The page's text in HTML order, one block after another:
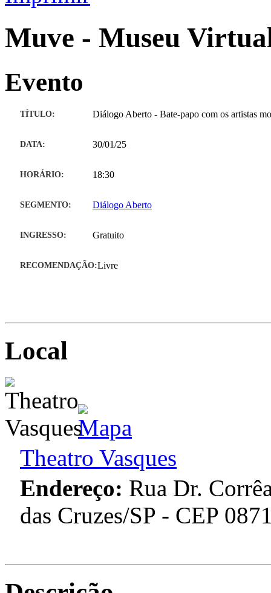
Muve - Museu
Evento
TÍTULO: Diálogo Aberto - Bate-papo com os artistas
DATA: 30/01/25
HORÁRIO: 18:30
SEGMENTO: Diálogo Aberto
INGRESSO: Gratuito
RECOMENDAÇÃO:Livre
Local
Theatro Vasques
Endereço: Rua Dr.
das Cruzes/SP - CEP